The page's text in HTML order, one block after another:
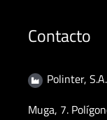
Contacto
Polinter, S.A.
Muga, 7.